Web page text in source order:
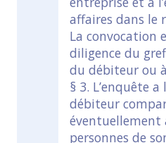
affaires dans le
La convocation
diligence du
du débiteur ou
§ 3. L’enquête
débiteur
éventuellement
personnes de